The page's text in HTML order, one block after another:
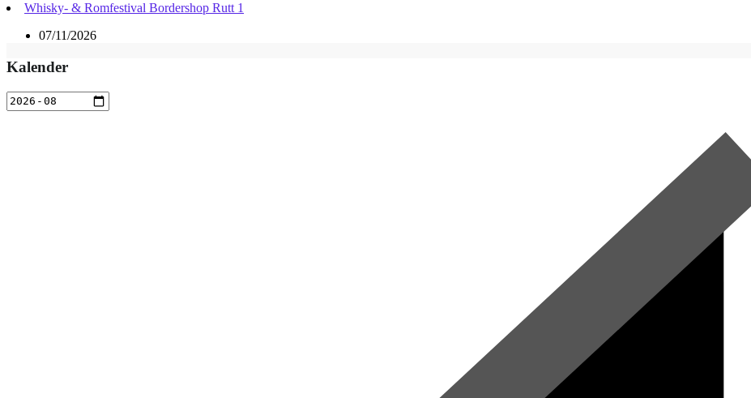
Whisky- & Romfestival Bordershop Rutt 1
07/11/2026
Kalender